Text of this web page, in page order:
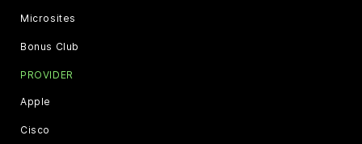
Microsites
Bonus Club
PROVIDER
Apple
Cisco